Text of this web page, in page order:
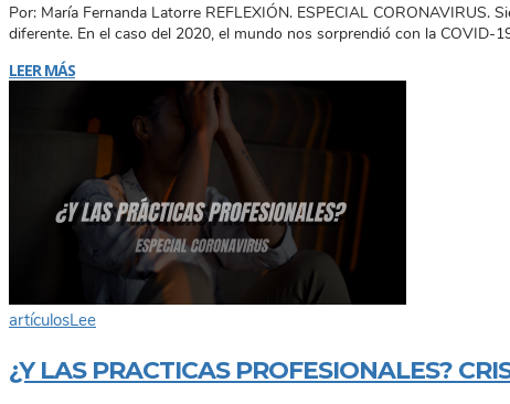
Por: María Fernanda Latorre REFLEXIÓN. ESPECIAL
diferente. En el caso del 2020, el mundo nos sorprendió con la COVID-
LEER MÁS
artículosLee
¿Y LAS PRACTICAS PROFESIONALES?